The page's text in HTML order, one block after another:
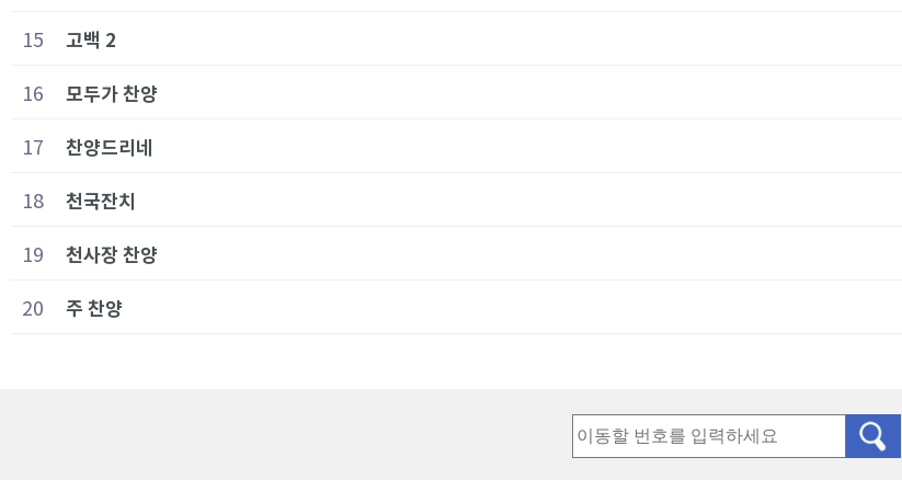
15 고백 2
16 모두가 찬양
17 찬양드리네
18 천국잔치
19 천사장 찬양
20 주 찬양